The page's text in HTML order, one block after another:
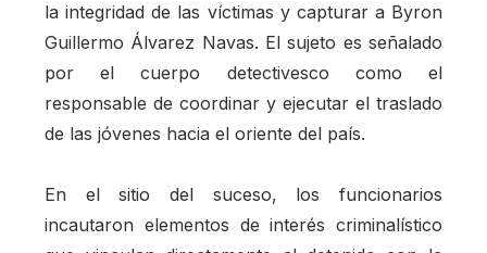
la integridad de las víctimas y capturar a Byron
Guillermo Álvarez Navas. El sujeto es señalado
por el cuerpo detectivesco como el
responsable de coordinar y ejecutar el traslado
de las jóvenes hacia el oriente del país.
En el sitio del suceso, los funcionarios
incautaron elementos de interés criminalístico